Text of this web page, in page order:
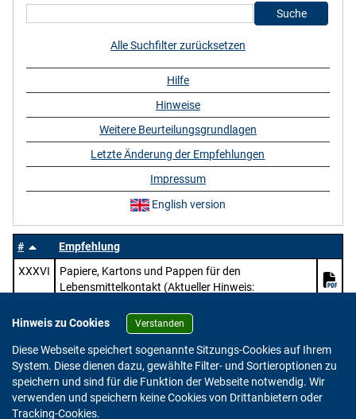
#
Empfehlung
XXXVI
Papiere, Kartons und Pappen für den
Lebensmittelkontakt (Aktueller Hinweis:
konsultation-pruefung-des-entwurfs-zur-
ueberarbeitung-der-bfr-empfehlungen-zu-papier-
karton-und-pappe-im-lebensmittelkontakt/)
Alle Suchfilter zurücksetzen
Hilfe
Hinweise
Weitere Beurteilungsgrundlagen
Letzte Änderung der Empfehlungen
Impressum
English version
Hinweis zu Cookies Verstanden
Diese Webseite speichert sogenannte Sitzungs-Cookies auf Ihrem
System. Diese dienen dazu, gewählte Filter- und Sortieroptionen zu
speichern und sind für die Funktion der Webseite notwendig. Wir
verwenden und speichern keine Cookies von Drittanbietern oder
Tracking-Cookies.